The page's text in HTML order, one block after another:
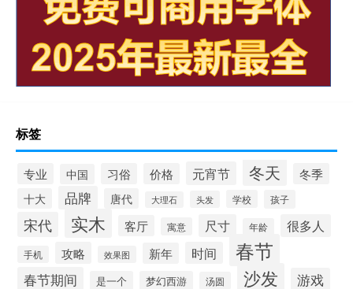
标签
专业 中国 习俗 价格 元宵节 冬天 冬季
十大 品牌 唐代 大理石 头发 学校 孩子
宋代 实木 客厅 寓意 尺寸 年龄 很多人
手机 攻略 效果图 新年 时间 春节
春节期间 是一个 梦幻西游 汤圆 沙发 游戏